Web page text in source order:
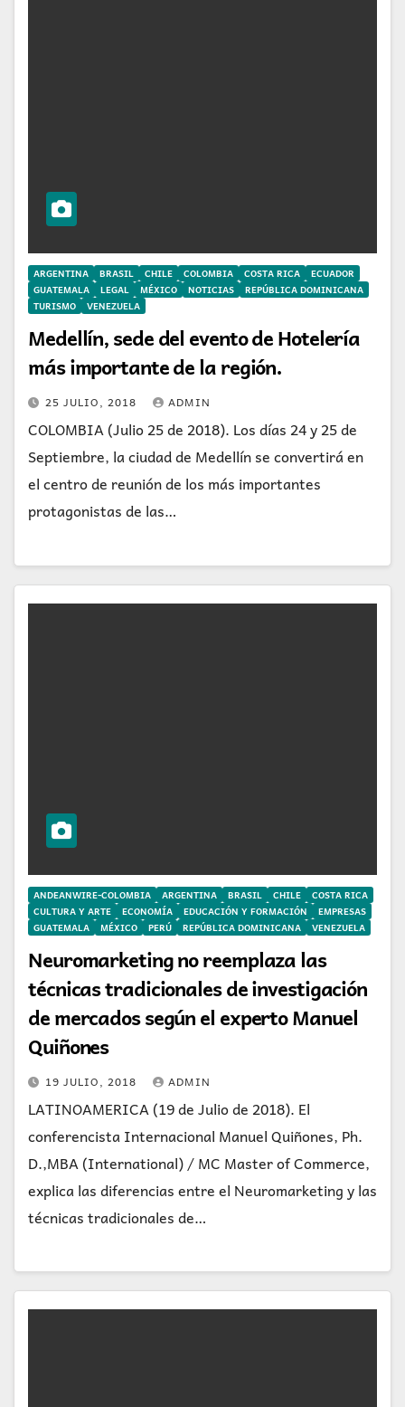
ARGENTINA BRASIL CHILE COLOMBIA COSTA RICA
ECUADOR
GUATEMALA
LEGAL MÉXICO NOTICIAS
REPÚBLICA DOMINICANA
TURISMO
VENEZUELA
Medellín, sede del evento de Hotelería
más importante de la región.
25 JULIO, 2018 ADMIN
COLOMBIA (Julio 25 de 2018). Los días 24 y 25 de
Septiembre, la ciudad de Medellín se convertirá en
el centro de reunión de los más importantes
protagonistas de las…
ANDEANWIRE-COLOMBIA ARGENTINA BRASIL CHILE
COSTA RICA
CULTURA Y ARTE
ECONOMÍA EDUCACIÓN Y FORMACIÓN
EMPRESAS
GUATEMALA
MÉXICO PERÚ REPÚBLICA DOMINICANA VENEZUELA
Neuromarketing no reemplaza las
técnicas tradicionales de investigación
de mercados según el experto Manuel
Quiñones
19 JULIO, 2018 ADMIN
LATINOAMERICA (19 de Julio de 2018). El
conferencista Internacional Manuel Quiñones, Ph.
D.,MBA (International) / MC Master of Commerce,
explica las diferencias entre el Neuromarketing y las
técnicas tradicionales de…